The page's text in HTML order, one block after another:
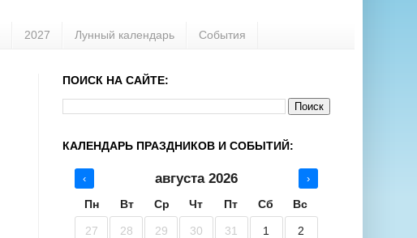
2027 Лунный календарь События
ПОИСК НА САЙТЕ:
КАЛЕНДАРЬ ПРАЗДНИКОВ И СОБЫТИЙ:
‹ августа 2026 ›
Пн Вт Ср Чт Пт Сб Вс
27 28 29 30 31 1 2